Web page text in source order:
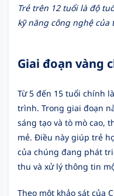
Trẻ trên 12 tuổi là độ
kỹ năng công nghệ của
Giai đoạn vàng
Từ 5 đến 15 tuổi chính
trình. Trong giai đoạn
sáng tạo và tò mò cao,
mẻ. Điều này giúp trẻ
của chúng đang phát
thu và xử lý thông tin
Theo một khảo sát của